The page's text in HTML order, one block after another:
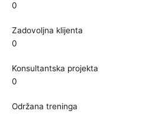
0
Zadovoljna klijenta
0
Konsultantska projekta
0
Održana treninga